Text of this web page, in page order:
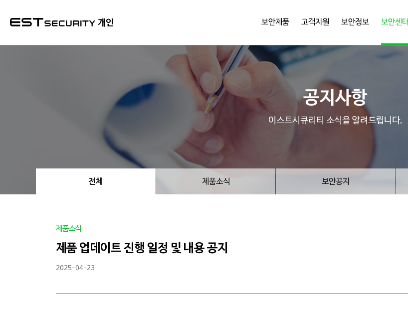
개인 보안제품 고객지원 보안정보 보안센터
공지사항
이스트시큐리티 소식을 알려드립니다.
전체 제품소식 보안공지
제품 업데이트 진행 일정 및 내용 공지
제품소식
2025-04-23